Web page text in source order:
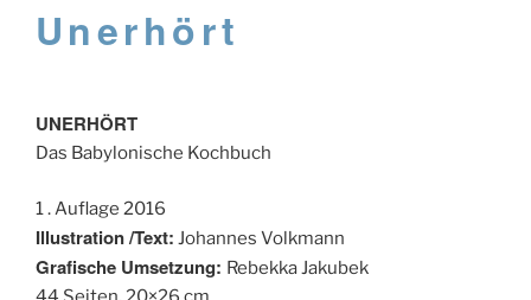
Unerhört
UNERHÖRT
Das Babylonische Kochbuch
1 . Auflage 2016
Illustration /Text: Johannes Volkmann
Grafische Umsetzung: Rebekka Jakubek